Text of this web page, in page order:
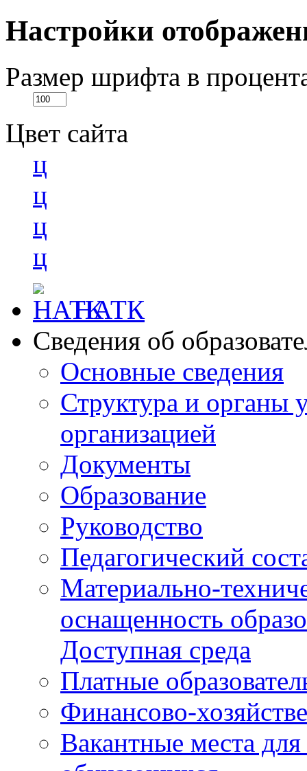
Настройки
Размер шрифта в
Цвет сайта
ц
ц
ц
ц
НАТК
Сведения об
Основные сведения
Структура и органы
организацией
Документы
Образование
Руководство
Педагогический
Материально-
оснащенность
Доступная среда
Платные
Финансово-
Вакантные места